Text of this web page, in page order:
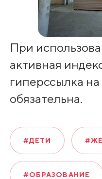
При
активная
гиперссылка на
обязательна.
#ДЕТИ
#ОБРАЗОВАНИЕ